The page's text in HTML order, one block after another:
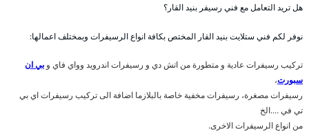
هل تريد التعامل مع فني رسيفر بنيد القار؟
نوفر لكم فني ستلايت بنيد القار المختص بكافة انواع الرسيفرات وبمختلف اعمالها:
تركيب رسيفرات عادية و متطورة من اتش دي و رسيفرات اندرويد وواي فاي و بي ان
سبورت،
رسيفرات مصغرة، رسيفرات مخفية خاصة بالبلازما اضافة الى تركيب رسيفرات اي بي
تي في ….الخ
من انواع الرسيفرات الاخرى.